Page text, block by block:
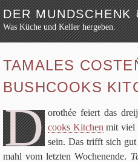
DER MUNDSCHENK
Was Küche und Keller hergeben.
Weiter zum Inhalt
Festmahl
Küche
Keller
Lokalbesuch
Markttag
TAMALES
BUSHCOOKS
D oro­thée fei­ert das
cooks Kit­chen mit viel
sein. Das trifft sich
mahl vom letz­ten Wochen­ende.